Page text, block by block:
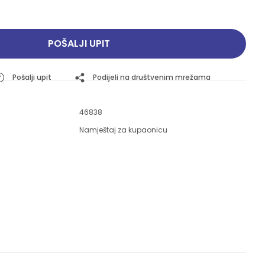
POŠALJI UPIT
Pošalji upit Podijeli na društvenim mrežama
46838
Namještaj za kupaonicu